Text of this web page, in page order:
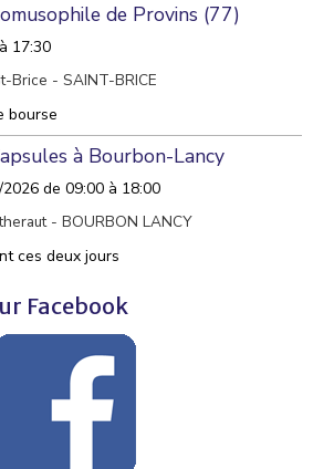
de Provins (77)
à 17:30
Brice - SAINT-BRICE
bourse
à Bourbon-Lancy
de 09:00 à 18:00
- BOURBON LANCY
ces deux jours
Facebook